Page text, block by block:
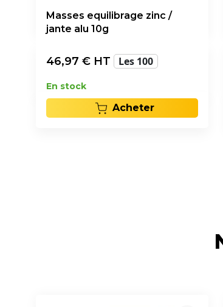
Masses equilibrage zinc /
jante alu 10g
46,97 € HT Les 100
En stock
Acheter